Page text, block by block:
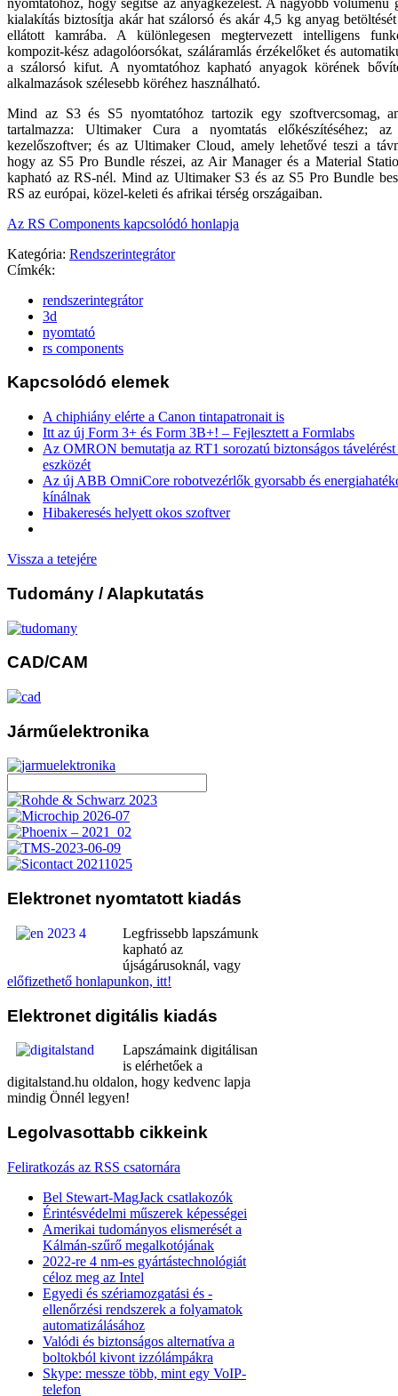
kialakítás biztosítja akár hat szálorsó és akár 4,5 kg anyag betöltését
ellátott kamrába. A különlegesen megtervezett intelligens
kompozit-kész adagolóorsókat, száláramlás érzékelőket és
a szálorsó kifut. A nyomtatóhoz kapható anyagok körének
alkalmazások szélesebb köréhez használható.
Mind az S3 és S5 nyomtatóhoz tartozik egy szoftvercsomag,
tartalmazza: Ultimaker Cura a nyomtatás előkészítéséhez;
kezelőszoftver; és az Ultimaker Cloud, amely lehetővé teszi a
hogy az S5 Pro Bundle részei, az Air Manager és a Material
kapható az RS-nél. Mind az Ultimaker S3 és az S5 Pro Bundle
RS az európai, közel-keleti és afrikai térség országaiban.
Az RS Components kapcsolódó honlapja
Kategória: Rendszerintegrátor
Címkék:
rendszerintegrátor
3d
nyomtató
rs components
Kapcsolódó elemek
A chiphiány elérte a Canon tintapatronait is
Itt az új Form 3+ és Form 3B+! – Fejlesztett a Formlabs
Az OMRON bemutatja az RT1 sorozatú biztonságos
eszközét
Az új ABB OmniCore robotvezérlők gyorsabb és
kínálnak
Hibakeresés helyett okos szoftver
Vissza a tetejére
Tudomány / Alapkutatás
CAD/CAM
Járműelektronika
Elektronet nyomtatott kiadás
Legfrissebb lapszámunk
kapható az
újságárusoknál, vagy
előfizethető honlapunkon, itt!
Elektronet digitális kiadás
Lapszámaink digitálisan
is elérhetőek a
digitalstand.hu oldalon, hogy kedvenc lapja
mindig Önnél legyen!
Legolvasottabb cikkeink
Feliratkozás az RSS csatornára
Bel Stewart-MagJack csatlakozók
Érintésvédelmi műszerek képességei
Amerikai tudományos elismerését a
Kálmán-szűrő megalkotójának
2022-re 4 nm-es gyártástechnológiát
céloz meg az Intel
Egyedi és szériamozgatási és -
ellenőrzési rendszerek a folyamatok
automatizálásához
Valódi és biztonságos alternatíva a
boltokból kivont izzólámpákra
Skype: messze több, mint egy VoIP-
telefon